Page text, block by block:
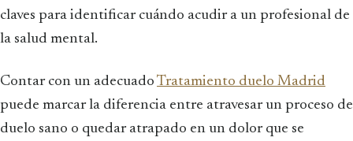
claves para identificar cuándo acudir a un profesional de
la salud mental.
Contar con un adecuado Tratamiento duelo Madrid
puede marcar la diferencia entre atravesar un proceso de
duelo sano o quedar atrapado en un dolor que se